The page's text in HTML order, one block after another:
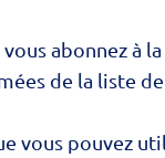
abonnez
de la liste
pouvez